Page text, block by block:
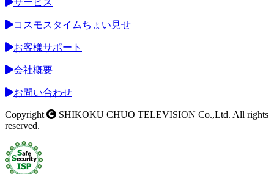
サービス
コスモスタイムちょい見せ
お客様サポート
会社概要
お問い合わせ
Copyright
SHIKOKU CHUO TELEVISION Co.,Ltd. All rights
reserved.